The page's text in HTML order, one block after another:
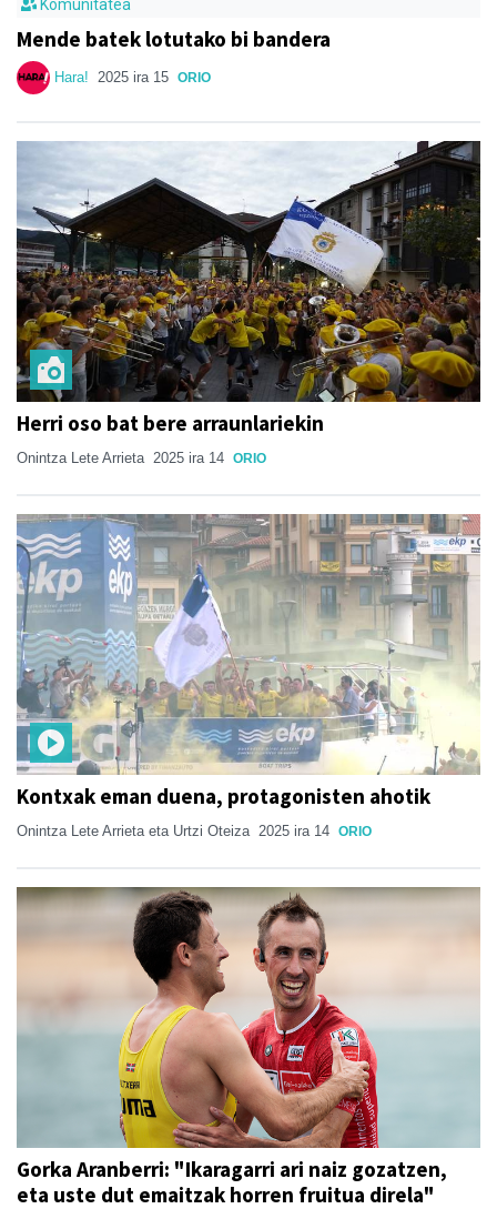
Komunitatea
Mende batek lotutako bi bandera
Hara! 2025 ira 15 ORIO
Herri oso bat bere arraunlariekin
Onintza Lete Arrieta 2025 ira 14 ORIO
Kontxak eman duena, protagonisten ahotik
Onintza Lete Arrieta eta Urtzi Oteiza 2025 ira 14 ORIO
Gorka Aranberri: "Ikaragarri ari naiz gozatzen,
eta uste dut emaitzak horren fruitua direla"